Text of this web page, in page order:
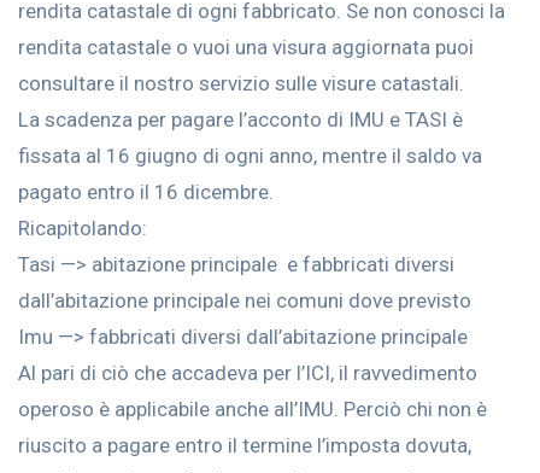
rendita catastale di ogni fabbricato. Se non conosci la
rendita catastale o vuoi una visura aggiornata puoi
consultare il nostro servizio sulle visure catastali.
La scadenza per pagare l’acconto di IMU e TASI è
fissata al 16 giugno di ogni anno, mentre il saldo va
pagato entro il 16 dicembre.
Ricapitolando:
Tasi —> abitazione principale e fabbricati diversi
dall’abitazione principale nei comuni dove previsto
Imu —> fabbricati diversi dall’abitazione principale
Al pari di ciò che accadeva per l’ICI, il ravvedimento
operoso è applicabile anche all’IMU. Perciò chi non è
riuscito a pagare entro il termine l’imposta dovuta,